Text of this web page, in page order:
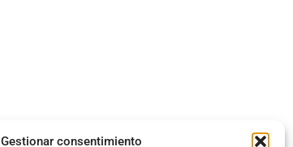
Gestionar consentimiento